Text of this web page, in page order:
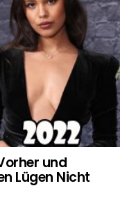
und
Lügen Nicht